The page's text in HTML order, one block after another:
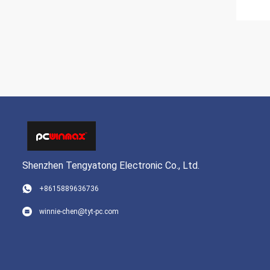
Shenzhen Tengyatong Electronic Co., Ltd.
+8615889636736
winnie-chen@tyt-pc.com